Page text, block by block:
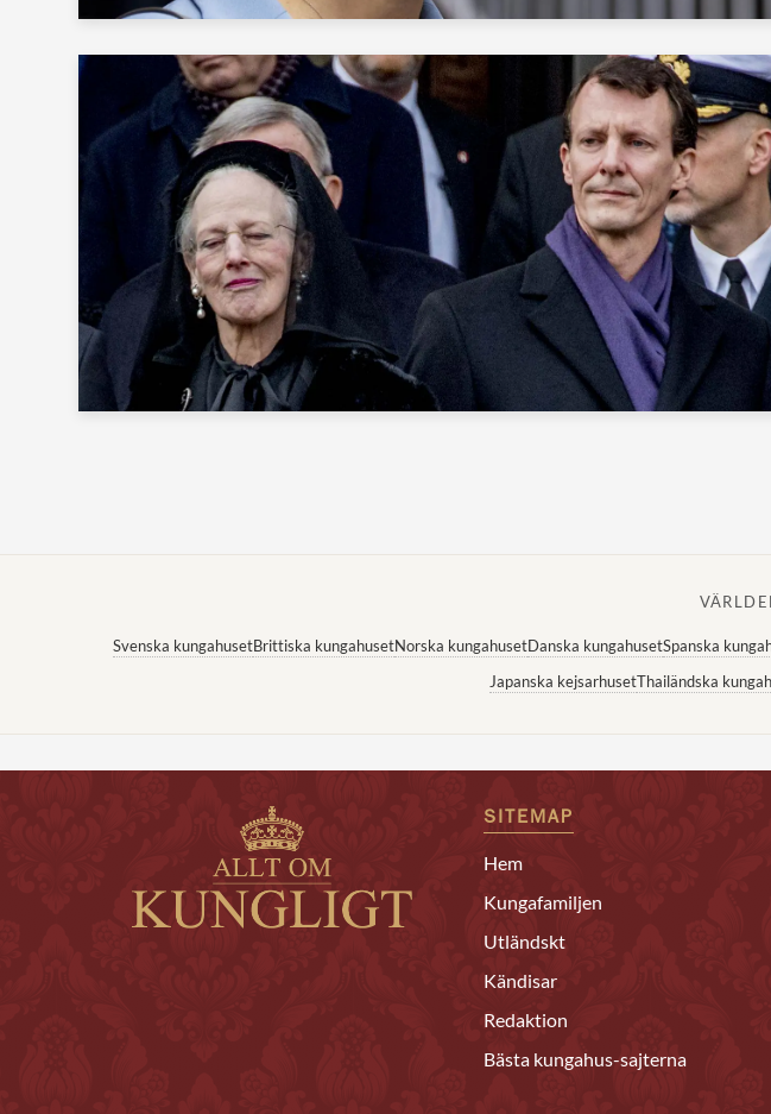
Svenska kungahusetBrittiska kungahusetNorska kungahusetDanska kungahusetSpanska
Japanska kejsarhusetThailändska
SITEMAP
Hem
Kungafamiljen
Utländskt
Kändisar
Redaktion
Bästa kungahus-sajterna